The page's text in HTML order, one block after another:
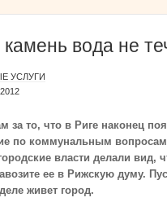
вода не
УСЛУГИ
за то, что в Риге наконец
по коммунальным
власти делали
ее в Рижскую думу.
живет город.